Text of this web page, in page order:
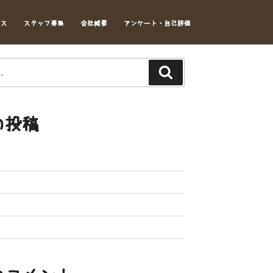
スタッフ募集 会社概要 アンケート・自己評価
投稿